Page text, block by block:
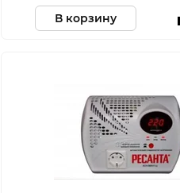
В корзину